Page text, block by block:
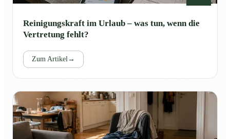
Reinigungskraft im Urlaub – was tun, wenn die
Vertretung fehlt?
Zum Artikel→